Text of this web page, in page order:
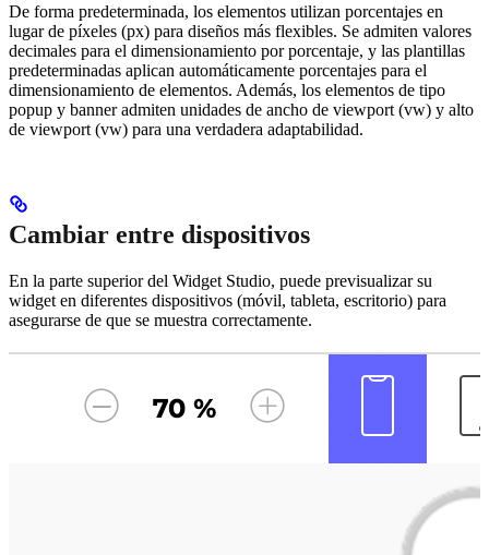
De forma predeterminada, los elementos utilizan porcentajes en
lugar de píxeles (px) para diseños más flexibles. Se admiten valores
decimales para el dimensionamiento por porcentaje, y las plantillas
predeterminadas aplican automáticamente porcentajes para el
dimensionamiento de elementos. Además, los elementos de tipo
popup y banner admiten unidades de ancho de viewport (vw) y alto
de viewport (vw) para una verdadera adaptabilidad.
Cambiar entre dispositivos
En la parte superior del Widget Studio, puede previsualizar su
widget en diferentes dispositivos (móvil, tableta, escritorio) para
asegurarse de que se muestra correctamente.